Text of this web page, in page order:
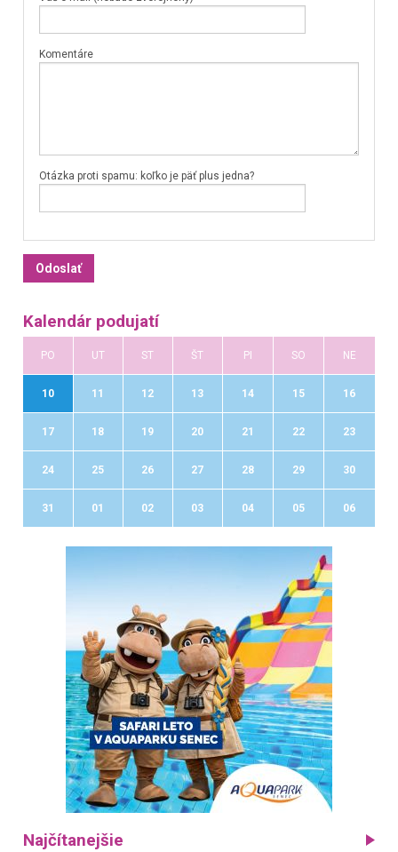
Komentáre
Otázka proti spamu: koľko je päť plus jedna?
Kalendár podujatí
PO UT ST ŠT PI SO NE
10 11 12 13 14 15 16
17 18 19 20 21 22 23
24 25 26 27 28 29 30
31 01 02 03 04 05 06
Najčítanejšie